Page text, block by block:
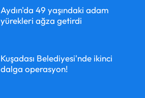
Aydın'da 49 yaşındaki adam
yürekleri ağza getirdi
Kuşadası Belediyesi'nde ikinci
dalga operasyon!